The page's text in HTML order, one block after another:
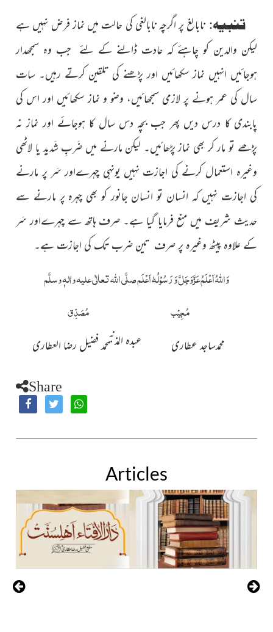
تنبیہ: نابالغ پر اگرچہ نابالغی کی حالت میں نماز فرض نہیں ہے
لیکن والدین کو چاہئے کہ عادت ڈالنے کے لئے جب وہ سمجھدار
ہوجائیں انہیں نماز سکھائیں اور پڑھنے کی تلقین کرتے رہیں۔ سات
سال کی عمر ہونے پر لازمی سمجھائیں، وضو و نماز سکھائیں اور اس کی
پابندی کا درس دیں پھر جب بچہ دس سال کا ہوجائے اور نماز نہ
پڑھے تو مار کر بھی نماز پڑھائیں۔ لیکن مارنے میں ضَربِِ شَدید یا لاٹھی
وغیرہ استعمال کرنے کی اجازت نہیں یونہی چہرےاور سَر پر مارنے
کی اجازت نہیں کہ انسان تو انسان جانور کو بھی چہرہ پر مارنے سے
حدیث شریف میں منع فرمایا گیا ہے۔ صرف ہاتھ سے چہرےاور سَر
کے علاوہ پیٹھ وغیرہ پر صرف تین ضرب تک کی اجازت ہے۔
وَاللہُ اَعْلَمُ عَزَّوَجَلَّ وَ رَسُوْلُہٗ اَعْلَم صلَّی اللہ تعالٰی علیہ واٰلہٖ وسلَّم
مُجِیْب مُصَدِّق
محمدساجد عطاری عبدہ المذنبمحمد فضیل رضا العطاری
Share
Articles